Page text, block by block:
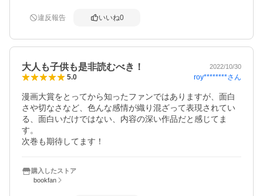
違反報告 いいね0
大人も子供も是非読むべき！ 2022/10/30
5.0 roy********さん
漫画大賞をとってから知ったファンではありますが、面白
さや切なさなど、色んな感情が織り混ざって表現されてい
る、面白いだけではない、内容の深い作品だと感じてま
す。
次巻も期待してます！
購入したストア
bookfan